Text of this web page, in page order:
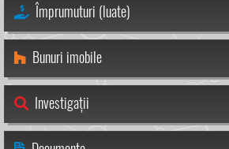
Împrumuturi (luate)
Bunuri imobile
Investigații